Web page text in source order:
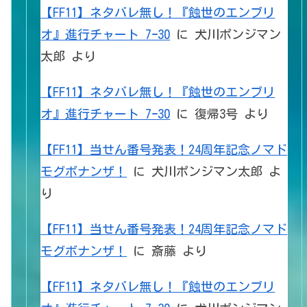
【FF11】ネタバレ無し！『蝕世のエンブリ
オ』進行チャート 7ｰ30 に 犬川ポンジマン
太郎 より
【FF11】ネタバレ無し！『蝕世のエンブリ
オ』進行チャート 7ｰ30 に復帰3号 より
【FF11】当せん番号発表！24周年記念ノマド
モグボナンザ！
に 犬川ポンジマン太郎 よ
り
【FF11】当せん番号発表！24周年記念ノマド
モグボナンザ！
に斎藤 より
【FF11】ネタバレ無し！『蝕世のエンブリ